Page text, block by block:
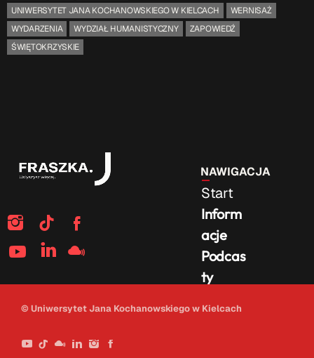
UNIWERSYTET JANA KOCHANOWSKIEGO W KIELCACH
WERNISAŻ
WYDARZENIA
WYDZIAŁ HUMANISTYCZNY
ZAPOWIEDŹ
ŚWIĘTOKRZYSKIE
Start
Inform
acje
Podcas
ty
NAWIGACJA
© Uniwersytet Jana Kochanowskiego w Kielcach